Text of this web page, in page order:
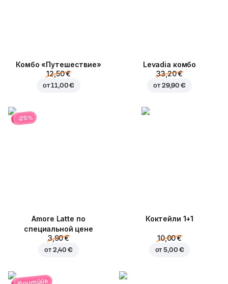
Комбо «Путешествие»
12,50 €
от11,00 €
Levadia комбо
33,20 €
от 29,90 €
-25%
Amore Latte по
специальной цене
3,90 €
от 2,40 €
Коктейли 1+1
10,00 €
от5,00 €